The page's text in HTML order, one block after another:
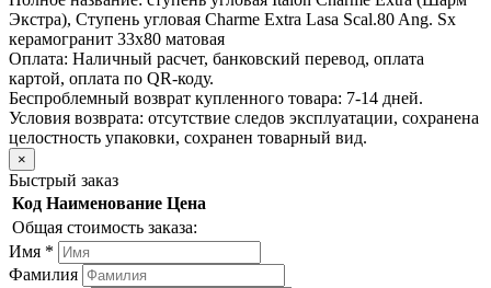
Экстра), Ступень угловая Charme Extra Lasa Scal.80 Ang. Sx
керамогранит 33х80 матовая
Оплата: Наличный расчет, банковский перевод, оплата
картой, оплата по QR-коду.
Беспроблемный возврат купленного товара: 7-14 дней.
Условия возврата: отсутствие следов эксплуатации, сохранена
целостность упаковки, сохранен товарный вид.
×
Быстрый заказ
Код Наименование Цена
Общая стоимость заказа:
Имя *
Фамилия